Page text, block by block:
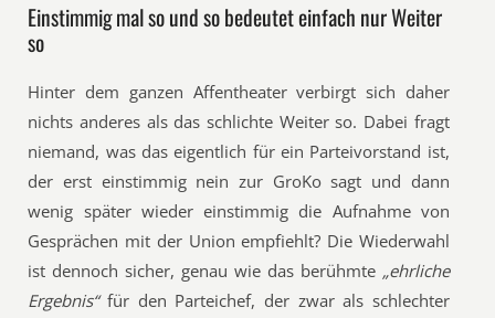
Einstimmig mal so und so bedeutet einfach nur Weiter
so
Hinter dem ganzen Affentheater verbirgt sich daher
nichts anderes als das schlichte Weiter so. Dabei fragt
niemand, was das eigentlich für ein Parteivorstand ist,
der erst einstimmig nein zur GroKo sagt und dann
wenig später wieder einstimmig die Aufnahme von
Gesprächen mit der Union empfiehlt? Die Wiederwahl
ist dennoch sicher, genau wie das berühmte „ehrliche
Ergebnis“für den Parteichef, der zwar als schlechter